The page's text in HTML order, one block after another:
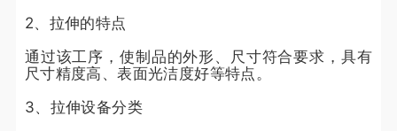
2、拉伸的特点
通过该工序，使制品的外形、尺寸符合要求，具有
尺寸精度高、表面光洁度好等特点。
3、拉伸设备分类